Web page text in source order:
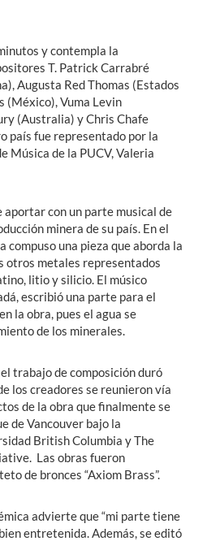
y contempla la
T. Patrick Carrabré
Augusta Red Thomas (Estados
(México), Vuma Levin
(Australia) y Chris Chafe
país fue representado por la
Música de la PUCV, Valeria
aportar con un parte musical de
minera de su país. En el
compuso una pieza que aborda la
otros metales representados
litio y silicio. El músico
escribió una parte para el
la obra, pues el agua se
de los minerales.
trabajo de composición duró
los creadores se reunieron vía
de la obra que finalmente se
de Vancouver bajo la
British Columbia y The
Las obras fueron
de bronces “Axiom Brass”.
advierte que “mi parte tiene
entretenida. Además, se editó